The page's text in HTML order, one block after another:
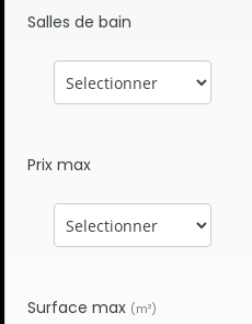
Salles de bain
Prix max
Surface max (m²)